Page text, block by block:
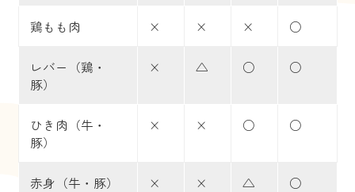
鶏もも肉 × × × ○
レバー（鶏・
豚）
× △ ○ ○
ひき肉（牛・
豚）
× × ○ ○
赤身（牛・豚） × × △ ○